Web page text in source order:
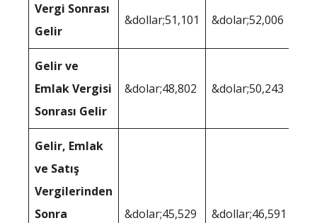
Vergi Sonrası
Gelir
&dollar;51,101 &dolar;52,006
Gelir ve
Emlak Vergisi
Sonrası Gelir
&dolar;48,802 &dolar;50,243
Gelir, Emlak
ve Satış
Vergilerinden
Sonra
&dolar;45,529 &dollar;46,591